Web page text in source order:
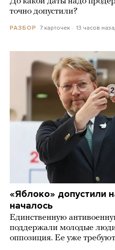
точно допустили?
РАЗБОР 7 карточек 13 часов
«Яблоко» допустили
началось
Единственную
поддержали молодые люди
оппозиция. Ее уже